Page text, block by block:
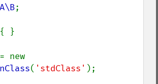
A\B;
{ }
( 'stdClass' );